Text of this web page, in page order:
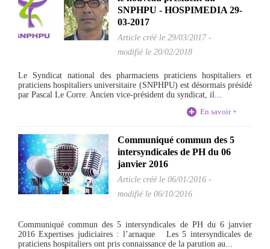
SNPHPU - HOSPIMEDIA 29-
03-2017
Article créé le 29/03/2017-
modifié le 20/02/2018
Le Syndicat national des pharmaciens praticiens hospitaliers et
praticiens hospitaliers universitaire (SNPHPU) est désormais présidé
par Pascal Le Corre. Ancien vice-président du syndicat, il...
En savoir +
Communiqué commun des 5
intersyndicales de PH du 06
janvier 2016
Article créé le 06/01/2016 -
modifié le 06/10/2016
Communiqué commun des 5 intersyndicales de PH du 6 janvier
2016 Expertises judiciaires : l’arnaque Les 5 intersyndicales de
praticiens hospitaliers ont pris connaissance de la parution au...